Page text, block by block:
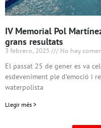
IV Memorial Pol
grans resultats
3 febrero, 2025 No hay
El passat 25 de gener es va
esdeveniment ple d’emoció i
waterpolista
Llegir més >